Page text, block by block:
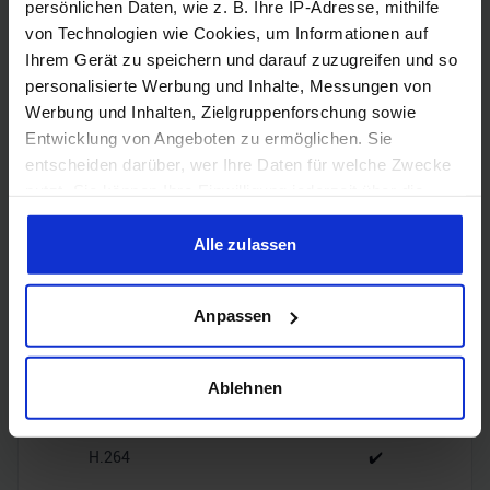
persönlichen Daten, wie z. B. Ihre IP-Adresse, mithilfe
von Technologien wie Cookies, um Informationen auf
Ihrem Gerät zu speichern und darauf zuzugreifen und so
personalisierte Werbung und Inhalte, Messungen von
Werbung und Inhalten, Zielgruppenforschung sowie
Entwicklung von Angeboten zu ermöglichen. Sie
entscheiden darüber, wer Ihre Daten für welche Zwecke
Cookie-Erklärung oder durch Klicken auf das Privacy
Trigger Symbol ändern oder widerrufen
Informationen über Ihre geografische Lage erfassen,
welche bis auf einige Meter genau sein können
Ihr Gerät durch aktives Scannen nach bestimmten
Erfahren Sie mehr darüber, wie Ihre persönlichen Daten
verarbeitet werden, und legen Sie Ihre Präferenzen im
Alle zulassen
Anpassen
Ablehnen
HDMI
1x HDMI
2.1b
DisplayPort
3x
DisplayPort
2.1b
H.264 ✔️